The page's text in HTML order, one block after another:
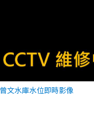
曾文水庫水位即時影像